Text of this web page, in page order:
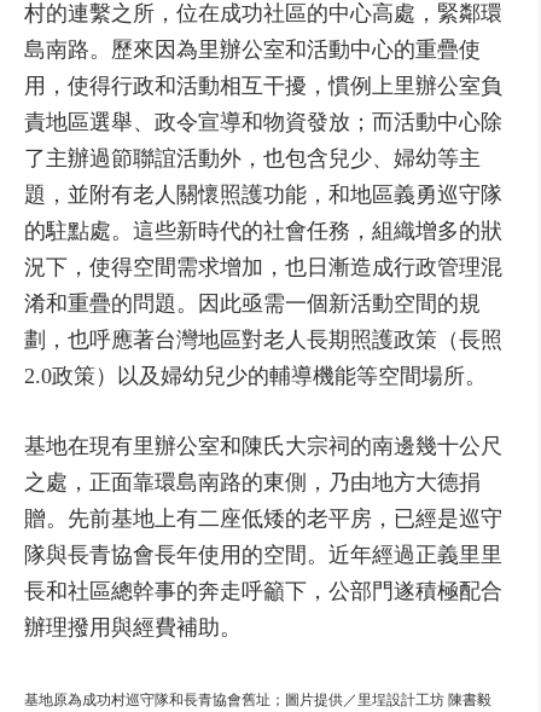
村的連繫之所，位在成功社區的中心高處，緊鄰環
島南路。歷來因為里辦公室和活動中心的重疊使
用，使得行政和活動相互干擾，慣例上里辦公室負
責地區選舉、政令宣導和物資發放；而活動中心除
了主辦過節聯誼活動外，也包含兒少、婦幼等主
題，並附有老人關懷照護功能，和地區義勇巡守隊
的駐點處。這些新時代的社會任務，組織增多的狀
況下，使得空間需求增加，也日漸造成行政管理混
淆和重疊的問題。因此亟需一個新活動空間的規
劃，也呼應著台灣地區對老人長期照護政策（長照
2.0政策）以及婦幼兒少的輔導機能等空間場所。
基地在現有里辦公室和陳氏大宗祠的南邊幾十公尺
之處，正面靠環島南路的東側，乃由地方大德捐
贈。先前基地上有二座低矮的老平房，已經是巡守
隊與長青協會長年使用的空間。近年經過正義里里
長和社區總幹事的奔走呼籲下，公部門遂積極配合
辦理撥用與經費補助。
基地原為成功村巡守隊和長青協會舊址；圖片提供／里埕設計工坊 陳書毅